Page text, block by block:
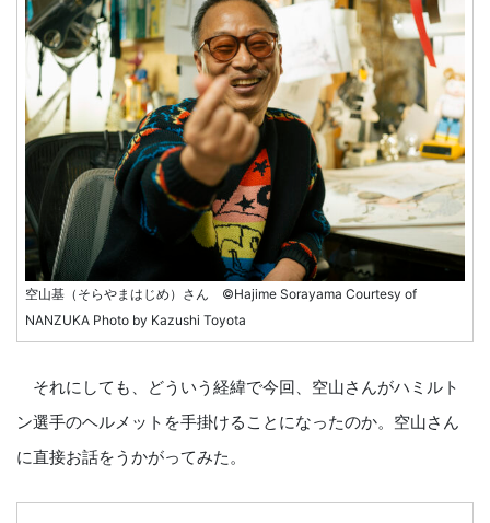
空山基（そらやまはじめ）さん ©Hajime Sorayama Courtesy of
NANZUKA Photo by Kazushi Toyota
それにしても、どういう経緯で今回、空山さんがハミルト
ン選手のヘルメットを手掛けることになったのか。空山さん
に直接お話をうかがってみた。